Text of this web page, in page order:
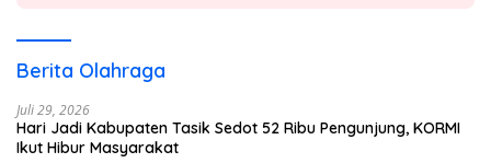
Berita Olahraga
Juli 29, 2026
Hari Jadi Kabupaten Tasik Sedot 52 Ribu Pengunjung, KORMI
Ikut Hibur Masyarakat